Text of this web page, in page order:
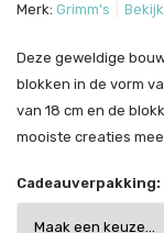
Merk: Grimm's
Deze geweldige
blokken in de vorm
van 18 cm en de
mooiste creaties
Cadeauverpakking: